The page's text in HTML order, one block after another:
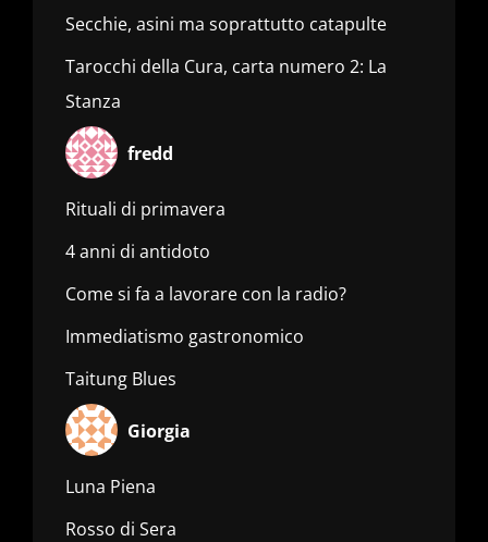
Secchie, asini ma soprattutto catapulte
Tarocchi della Cura, carta numero 2: La
Stanza
fredd
Rituali di primavera
4 anni di antidoto
Come si fa a lavorare con la radio?
Immediatismo gastronomico
Taitung Blues
Giorgia
Luna Piena
Rosso di Sera